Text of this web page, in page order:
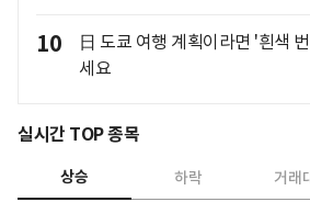
10
日 도쿄 여행 계획이라면 '흰색
세요
실시간 TOP 종목
상승 하락 거래